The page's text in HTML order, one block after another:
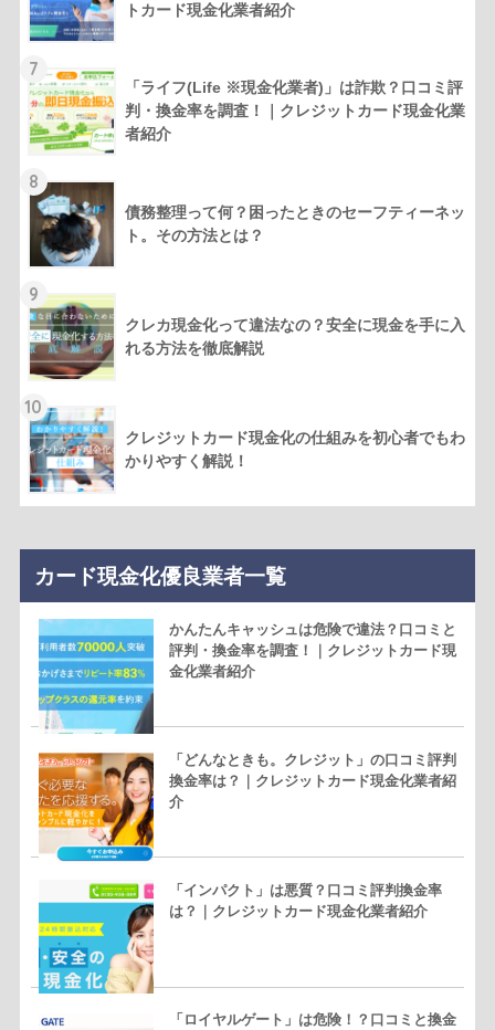
トカード現金化業者紹介
7
「ライフ(Life ※現金化業者)」は詐欺？口コミ評
判・換金率を調査！｜クレジットカード現金化業
者紹介
8
債務整理って何？困ったときのセーフティーネッ
ト。その方法とは？
9
クレカ現金化って違法なの？安全に現金を手に入
れる方法を徹底解説
10
クレジットカード現金化の仕組みを初心者でもわ
かりやすく解説！
カード現金化優良業者一覧
かんたんキャッシュは危険で違法？口コミと
評判・換金率を調査！｜クレジットカード現
金化業者紹介
「どんなときも。クレジット」の口コミ評判
換金率は？｜クレジットカード現金化業者紹
介
「インパクト」は悪質？口コミ評判換金率
は？｜クレジットカード現金化業者紹介
「ロイヤルゲート」は危険！？口コミと換金